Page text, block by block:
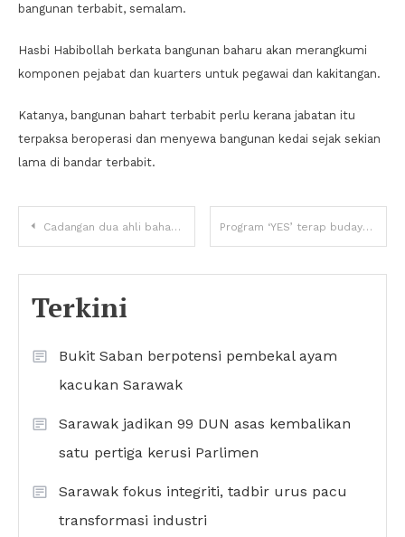
bangunan terbabit, semalam.
Hasbi Habibollah berkata bangunan baharu akan merangkumi
komponen pejabat dan kuarters untuk pegawai dan kakitangan.
Katanya, bangunan bahart terbabit perlu kerana jabatan itu
terpaksa beroperasi dan menyewa bangunan kedai sejak sekian
lama di bandar terbabit.
Cadangan dua ahli baharu Jawatankuasa Teknikal Majlis Tindakan Pelaksanaan MA63 Program ‘YES’ terap budaya keusahawanan dalam kalangan belia
Terkini
Bukit Saban berpotensi pembekal ayam
kacukan Sarawak
Sarawak jadikan 99 DUN asas kembalikan
satu pertiga kerusi Parlimen
Sarawak fokus integriti, tadbir urus pacu
transformasi industri